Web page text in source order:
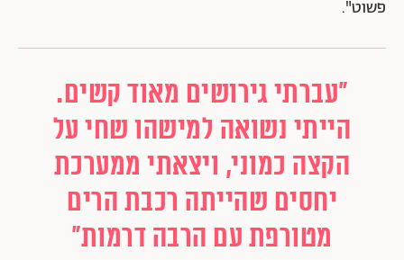
פשוט".
"עברתי גירושים מאוד קשים.
הייתי נשואה למישהו שחי על
הקצה כמוני, ויצאתי ממערכת
יחסים שהייתה רכבת הרים
מטורפת עם הרבה דרמות"